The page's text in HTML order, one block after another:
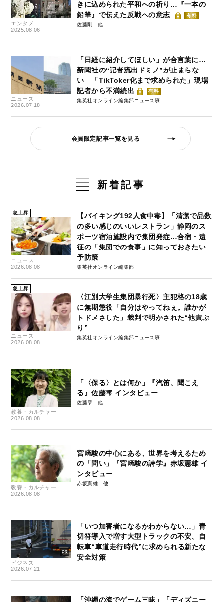
エンタメ
2025.08.06
きに込められた平和への祈り…『一本の
鉛筆』で伝えた反戦への意志
有料
佐藤剛
ニュース
2026.07.18
「日経に紹介してほしい」が合言葉に…
新聞社の“記者流出ドミノ”が止まらな
い 「TikToker化まで求められた」現場
記者から不満続出
有料
集英社オンライン編集部ニュース班
会員限定記事一覧を見る
新着記事
急上昇
ニュース
2026.08.08
【バイキング192人食中毒】「清潔で品数
の多い感じのいいレストラン」静岡のス
ポーツ宿泊施設内で集団発症…合宿・遠
征の「集団での食事」に知っておきたい
予防策
集英社オンライン編集部
急上昇
ニュース
2026.08.08
〈江別大学生集団暴行死〉主犯格の18歳
に無期懲役「自分はやってねぇ。誰かが
トドメさした」裁判で明かされた“他責ぶ
り”
集英社オンライン編集部ニュース班
教養・カルチャー
2026.08.08
「〈保る〉とは何か」『汽笛、聞こえ
る』佐藤雫 インタビュー
佐藤雫
教養・カルチャー
2026.08.08
宮﨑駿の中心にある、世界を考えるため
の「問い」『宮﨑駿の詩学』赤坂憲雄 イ
ンタビュー
赤坂憲雄
ビジネス
2026.07.21
「いつ加害者になるかわからない…」青
切符導入で増す大型トラックの不安、自
転車“車道走行時代”に求められる新たな
安全対策
「沖縄の海でゲーム三昧」「ディズニー